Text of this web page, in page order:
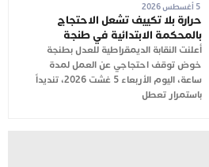
5 أغسطس 2026
حرارة بلا تكييف تشعل الاحتجاج
بالمحكمة الابتدائية في طنجة
أعلنت النقابة الديمقراطية للعدل بطنجة
خوض توقف احتجاجي عن العمل لمدة
ساعة، اليوم الأربعاء 5 غشت 2026، تنديداً
باستمرار تعطل